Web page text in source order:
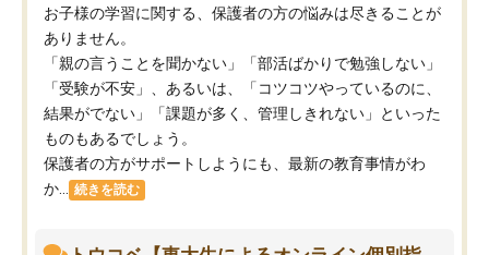
お子様の学習に関する、保護者の方の悩みは尽きることが
ありません。
「親の言うことを聞かない」「部活ばかりで勉強しない」
「受験が不安」、あるいは、「コツコツやっているのに、
結果がでない」「課題が多く、管理しきれない」といった
ものもあるでしょう。
保護者の方がサポートしようにも、最新の教育事情がわ
か...
続きを読む